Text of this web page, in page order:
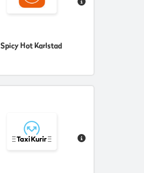
Spicy Hot Karlstad